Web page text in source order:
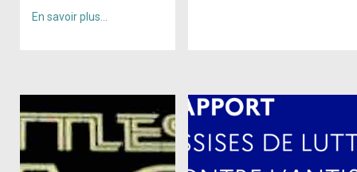
En savoir plus…